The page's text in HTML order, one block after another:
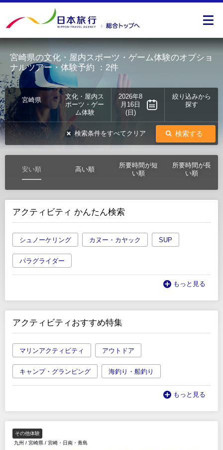
宮崎県の文化・屋内スポーツ・ゲーム体験のオプショ
ナルツアー・体験予約 ：2件
宮崎県
文化・屋内ス
ポーツ・ゲー
ム体験
2026年8
月16日
(日)
絞り込みから
探す
検索する
検索条件をすべてクリア
安い順 高い順
所要時間が短
い順
所要時間が長
い順
アクティビティ かんたん検索
シュノーケリング カヌー・カヤック SUP
パラグライダー
もっと見る
アクティビティおすすめ特集
マリンアクティビティ アウトドア
キャンプ・グランピング 海釣り・船釣り
もっと見る
その他体験
九州 / 宮崎県 / 宮崎・日南・青島